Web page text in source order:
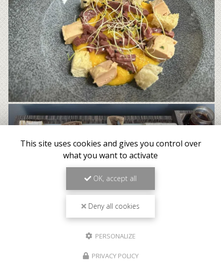
This site uses cookies and gives you control over
what you want to activate
OK, accept all
Deny all cookies
PERSONALIZE
PRIVACY POLICY